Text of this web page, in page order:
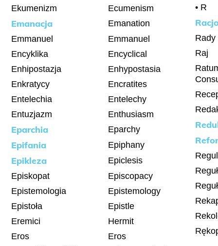
Ekumenizm
Ecumenism
Emanacja
Emanation
Emmanuel
Emmanuel
Encyklika
Encyclical
Enhipostazja
Enhypostasia
Enkratycy
Encratites
Entelechia
Entelechy
Entuzjazm
Enthusiasm
Eparchia Eparchy
Epifania Epiphany
Epikleza
Epiclesis
Episkopat
Episcopacy
Epistemologia
Epistemology
Epistoła
Epistle
Eremici
Hermit
Eros
Eros
• R
Rady
Raj